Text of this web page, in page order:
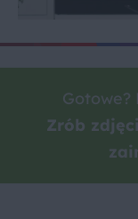
Gotowe?
Zrób